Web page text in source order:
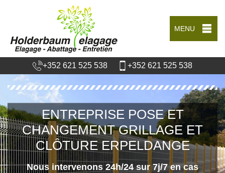
MENU
+352 621 525 538 +352 621 525 538
ENTREPRISE POSE ET
CHANGEMENT GRILLAGE ET
CLÔTURE ERPELDANGE
Nous intervenons 24h/24 sur 7j/7 en cas